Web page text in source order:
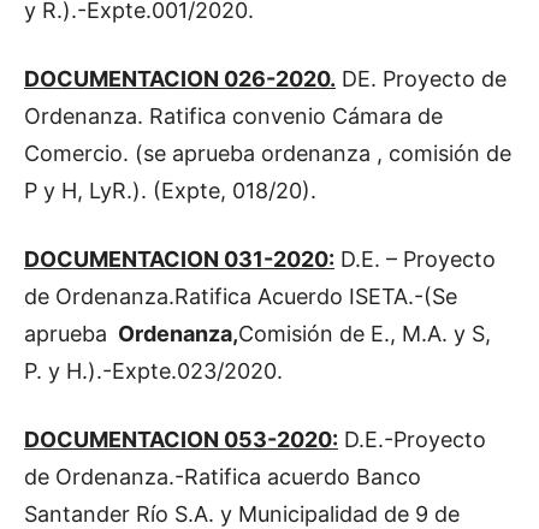
y R.).-Expte.001/2020.
DOCUMENTACION 026-2020. DE. Proyecto de
Ordenanza. Ratifica convenio Cámara de
Comercio. (se aprueba ordenanza , comisión de
P y H, LyR.). (Expte, 018/20).
DOCUMENTACION 031-2020: D.E. – Proyecto
de Ordenanza.Ratifica Acuerdo ISETA.-(Se
aprueba Ordenanza,Comisión de E., M.A. y S,
P. y H.).-Expte.023/2020.
DOCUMENTACION 053-2020: D.E.-Proyecto
de Ordenanza.-Ratifica acuerdo Banco
Santander Río S.A. y Municipalidad de 9 de